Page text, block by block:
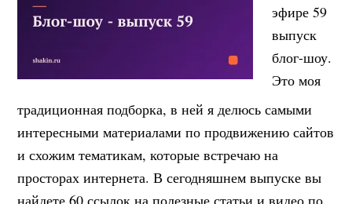
эфире 59
выпуск
блог-шоу.
Это моя
традиционная подборка, в ней я делюсь самыми
интересными материалами по продвижению сайтов
и схожим тематикам, которые встречаю на
просторах интернета. В сегодняшнем выпуске вы
найдете 60 ссылок на полезные статьи и видео по